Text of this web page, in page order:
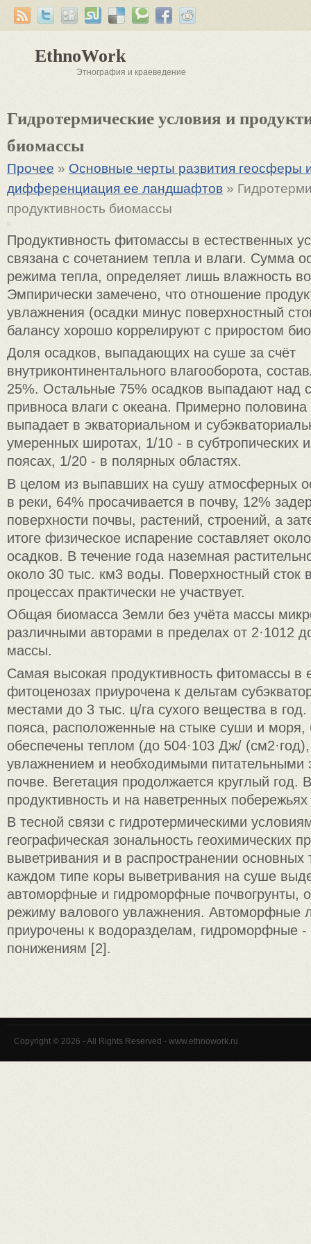
EthnoWork
Этнография и краеведение
Гидротермические условия и
биомассы
Прочее » Основные черты развития геосферы
дифференциация ее ландшафтов »
продуктивность биомассы
Продуктивность фитомассы в естественных
связана с сочетанием тепла и влаги. Сумма
режима тепла, определяет лишь влажность
Эмпирически замечено, что отношение
увлажнения (осадки минус поверхностный
балансу хорошо коррелируют с приростом
Доля осадков, выпадающих на суше за счёт
внутриконтинентального влагооборота,
25%. Остальные 75% осадков выпадают над
привноса влаги с океана. Примерно половина
выпадает в экваториальном и
умеренных широтах, 1/10 - в субтропических
поясах, 1/20 - в полярных областях.
В целом из выпавших на сушу атмосферных
в реки, 64% просачивается в почву, 12%
поверхности почвы, растений, строений, а
итоге физическое испарение составляет
осадков. В течение года наземная
около 30 тыс. км3 воды. Поверхностный сток
процессах практически не участвует.
Общая биомасса Земли без учёта массы
различными авторами в пределах от 2·1012
массы.
Самая высокая продуктивность фитомассы в
фитоценозах приурочена к дельтам
местами до 3 тыс. ц/га сухого вещества в
пояса, расположенные на стыке суши и моря,
обеспечены теплом (до 504·103 Дж/
увлажнением и необходимыми питательными
почве. Вегетация продолжается круглый год.
продуктивность и на наветренных
В тесной связи с гидротермическими
географическая зональность геохимических
выветривания и в распространении основных
каждом типе коры выветривания на суше
автоморфные и гидроморфные почвогрунты,
режиму валового увлажнения. Автоморфные
приурочены к водоразделам, гидроморфные
понижениям [2].
Copyright © 2026 - All Rights Reserved - www.ethnowork.ru